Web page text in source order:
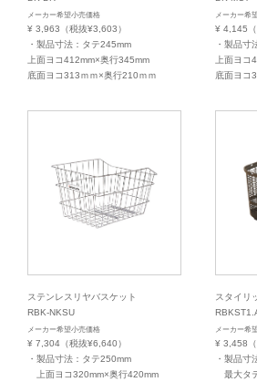
メーカー希望小売価格
¥ 3,963（税抜¥3,603）
・製品寸法：タテ245mm
上面ヨコ412mm×奥行345mm
底面ヨコ313ｍｍ×奥行210ｍｍ
メーカー希
¥ 4,145（
・製品寸
上面ヨ
底面ヨコ
ステンレスリヤバスケット
RBK-NKSU
メーカー希望小売価格
¥ 7,304（税抜¥6,640）
・製品寸法：タテ250mm
上面ヨコ320mm×奥行420mm
スタイリ
メーカー希
¥ 3,458（
・製品寸
最大タ